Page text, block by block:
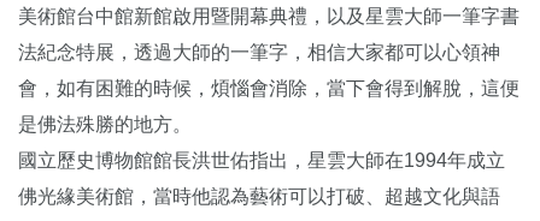
美術館台中館新館啟用暨開幕典禮，以及星雲大師一筆字書
法紀念特展，透過大師的一筆字，相信大家都可以心領神
會，如有困難的時候，煩惱會消除，當下會得到解脫，這便
是佛法殊勝的地方。
國立歷史博物館館長洪世佑指出，星雲大師在1994年成立
佛光緣美術館，當時他認為藝術可以打破、超越文化與語